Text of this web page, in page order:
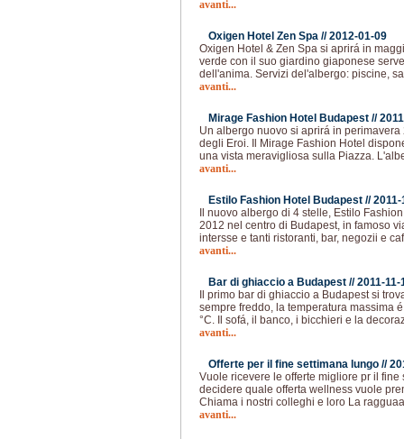
avanti...
Oxigen Hotel Zen Spa //2012-01-09
Oxigen Hotel & Zen Spa si aprirá in
verde con il suo giardino giaponese
dell'anima. Servizi del'albergo: piscine,
avanti...
Mirage Fashion Hotel Budapest //
Un albergo nuovo si aprirá in
degli Eroi. Il Mirage Fashion Hotel
una vista meravigliosa sulla Piazza.
avanti...
Estilo Fashion Hotel Budapest //2011-
Il nuovo albergo di 4 stelle, Estilo
2012 nel centro di Budapest, in famoso
intersse e tanti ristoranti, bar, negozii e
avanti...
Bar di ghiaccio a Budapest //2011-11-
Il primo bar di ghiaccio a Budapest si
sempre freddo, la temperatura massima
°C. Il sofá, il banco, i bicchieri e la
avanti...
Offerte per il fine settimana lungo //
Vuole ricevere le offerte migliore pr il
decidere quale offerta wellness vuole
Chiama i nostri colleghi e loro La
avanti...